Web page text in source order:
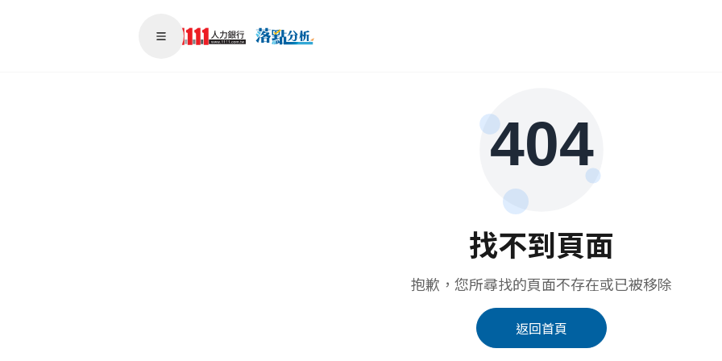
Open main menu
找不到頁面
抱歉，您所尋找的頁面不存在或已被移除
返回首頁